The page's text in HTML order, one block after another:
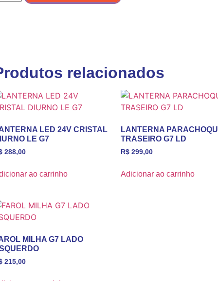
relacionados
LED 24V CRISTAL
LE G7
288,00
ao carrinho
LANTERNA
TRASEIRO G7 LD
R$299,00
Adicionar ao carrinho
MILHA G7 LADO
215,00